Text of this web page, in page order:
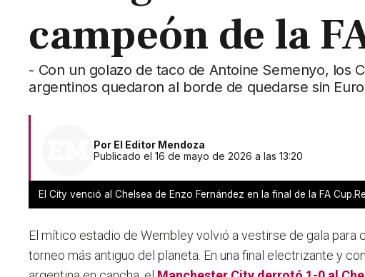
campeón de la
- Con un golazo de taco de Antoine Semenyo, los
argentinos quedaron al borde de quedarse sin
Por El Editor Mendoza
Publicado el 16 de mayo de 2026 a las 13:20
El City venció al Chelsea de Enzo Fernández en la final de la FA
El mítico estadio de Wembley volvió a vestirse de gala para
torneo más antiguo del planeta. En una final electrizante y